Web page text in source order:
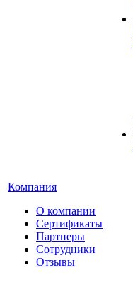
Компания
О компании
Сертификаты
Партнеры
Сотрудники
Отзывы